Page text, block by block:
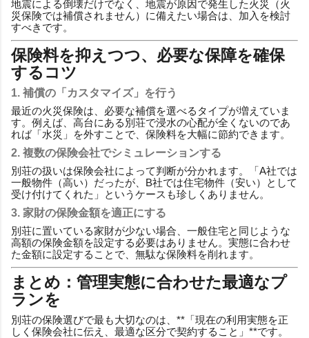
地震による倒壊だけでなく、地震が原因で発生した火災（火
災保険では補償されません）に備えたい場合は、加入を検討
すべきです。
保険料を抑えつつ、必要な保障を確保
するコツ
1. 補償の「カスタマイズ」を行う
最近の火災保険は、必要な補償を選べるタイプが増えていま
す。例えば、高台にある別荘で浸水の心配が全くないのであ
れば「水災」を外すことで、保険料を大幅に節約できます。
2. 複数の保険会社でシミュレーションする
別荘の扱いは保険会社によって判断が分かれます。「A社では
一般物件（高い）だったが、B社では住宅物件（安い）として
受け付けてくれた」というケースも珍しくありません。
3. 家財の保険金額を適正にする
別荘に置いている家財が少ない場合、一般住宅と同じような
高額の保険金額を設定する必要はありません。実態に合わせ
た金額に設定することで、無駄な保険料を削れます。
まとめ：管理実態に合わせた最適なプ
ランを
別荘の保険選びで最も大切なのは、**「現在の利用実態を正
しく保険会社に伝え、最適な区分で契約すること」**です。